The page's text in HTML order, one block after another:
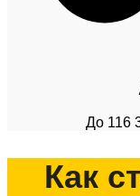
До 116
Как